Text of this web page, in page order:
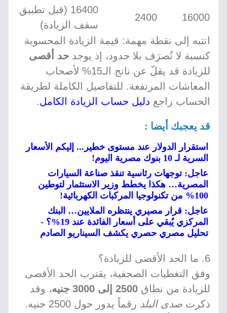
16000
2400
16400 (قبل تطبيق
سقف الزيادة)
انتبه إلى نقطة مهمة: قيمة الزيادة المحسوبة
كنسبة لا تُصرَف بلا حدود، إذ يوجد حد أقصى
للزيادة قد يقلّ عن ناتج الـ15% لأصحاب
المعاشات المرتفعة. للتفاصيل الكاملة لطريقة
الحساب راجع دليل حساب الزيادة الكامل.
قد يعجبك أيضا :
استقرار الدولار عند مستوى خطير... إليكم الأسعار
السرية لـ 10 بنوك مصرية اليوم!
عاجل: توجهات رئاسية تنقذ صناعة السيارات
المصرية… هكذا يخطط وزير الاستثمار لتوطين
100% من تكنولوجيا المركبات الكهربائية!
عاجل: قرار مصيري ينتظره الملايين… البنك
المركزي يُبقي على أسعار الفائدة عند 19%؟ -
تحليل مصري حصري يكشف السيناريو الصادم
6. ما الحد الأقصى للزيادة؟
وفق التغطيات الصحفية، يقترب الحد الأقصى
للزيادة من نطاق 2500 إلى 3000 جنيه
، وقد
ذكرت صدى البلد
رقماً يدور حول 2500 جنيه.